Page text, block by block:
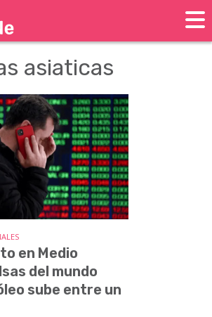
asiaticas
en Medio
del mundo
sube entre un